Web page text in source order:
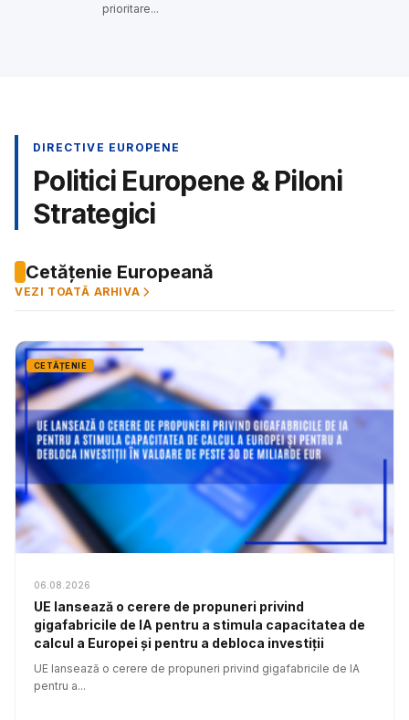
prioritare...
DIRECTIVE EUROPENE
Politici Europene & Piloni
Strategici
Cetățenie Europeană
VEZI TOATĂ ARHIVA
CETĂȚENIE
06.08.2026
UE lansează o cerere de propuneri privind
gigafabricile de IA pentru a stimula capacitatea de
calcul a Europei și pentru a debloca investiții
UE lansează o cerere de propuneri privind gigafabricile de IA
pentru a...